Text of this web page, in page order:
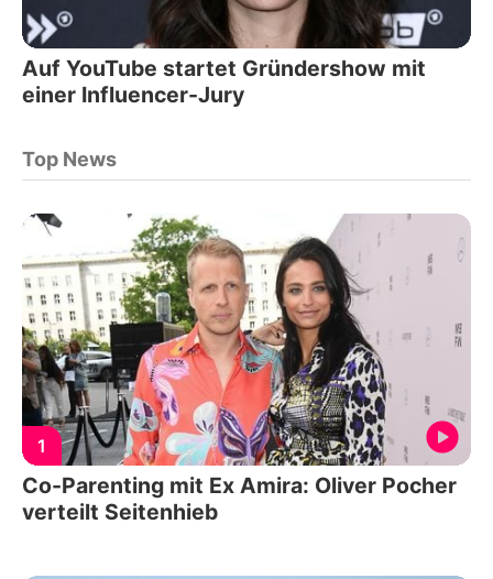
Auf YouTube startet Gründershow mit
einer Influencer-Jury
Top News
1
Co-Parenting mit Ex Amira: Oliver Pocher
verteilt Seitenhieb